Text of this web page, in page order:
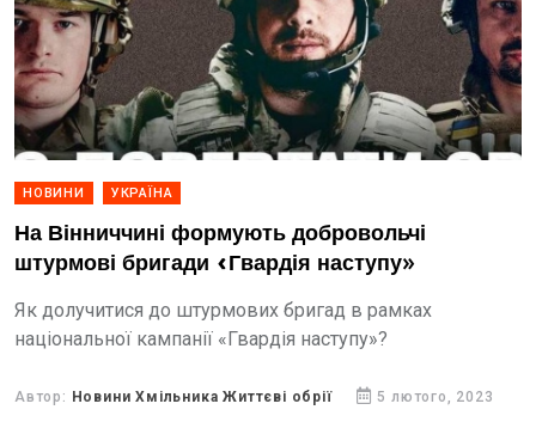
НОВИНИ УКРАЇНА
На Вінниччині формують добровольчі
штурмові бригади «Гвардія наступу»
Як долучитися до штурмових бригад в рамках
національної кампанії «Гвардія наступу»?
Автор: Новини Хмільника Життєві обрії 5 лютого, 2023